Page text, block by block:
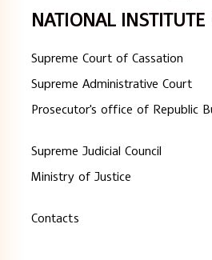
NATIONAL INSTITUTE
Supreme Court of Cassation
Supreme Administrative Court
Prosecutor's office of Republic
Supreme Judicial Council
Ministry of Justice
Contacts